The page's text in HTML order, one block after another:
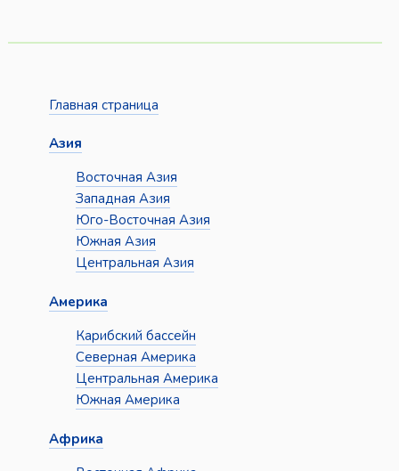
Главная страница
Азия
Восточная Азия
Западная Азия
Юго-Восточная Азия
Южная Азия
Центральная Азия
Америка
Карибский бассейн
Северная Америка
Центральная Америка
Южная Америка
Африка